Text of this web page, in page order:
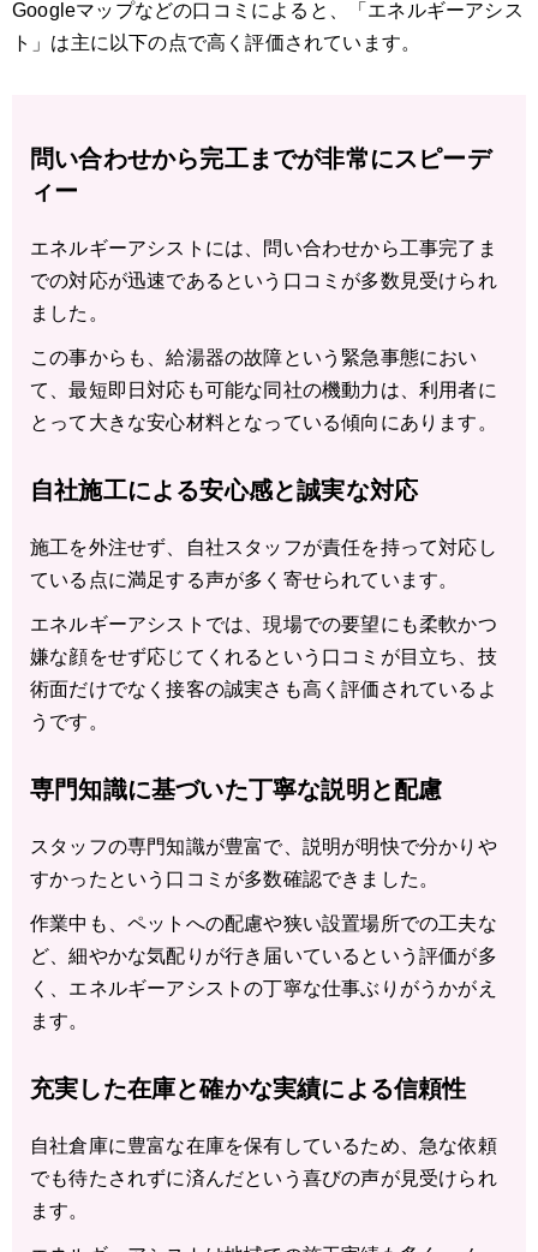
Googleマップなどの口コミによると、「エネルギーアシス
ト」は主に以下の点で高く評価されています。
問い合わせから完工までが非常にスピーデ
ィー
エネルギーアシストには、問い合わせから工事完了ま
での対応が迅速であるという口コミが多数見受けられ
ました。
この事からも、給湯器の故障という緊急事態におい
て、最短即日対応も可能な同社の機動力は、利用者に
とって大きな安心材料となっている傾向にあります。
自社施工による安心感と誠実な対応
施工を外注せず、自社スタッフが責任を持って対応し
ている点に満足する声が多く寄せられています。
エネルギーアシストでは、現場での要望にも柔軟かつ
嫌な顔をせず応じてくれるという口コミが目立ち、技
術面だけでなく接客の誠実さも高く評価されているよ
うです。
専門知識に基づいた丁寧な説明と配慮
スタッフの専門知識が豊富で、説明が明快で分かりや
すかったという口コミが多数確認できました。
作業中も、ペットへの配慮や狭い設置場所での工夫な
ど、細やかな気配りが行き届いているという評価が多
く、エネルギーアシストの丁寧な仕事ぶりがうかがえ
ます。
充実した在庫と確かな実績による信頼性
自社倉庫に豊富な在庫を保有しているため、急な依頼
でも待たされずに済んだという喜びの声が見受けられ
ます。